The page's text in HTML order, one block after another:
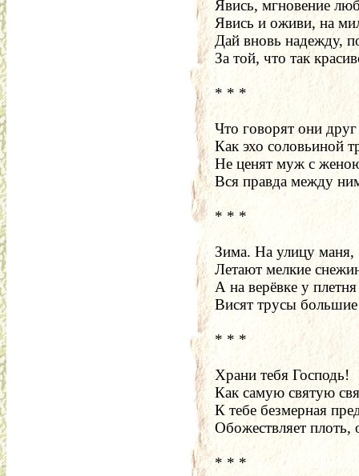
Явись, мгновение
Явись и оживи, на
Дай вновь надежду,
За той, что так
* * *
Что говорят они
Как эхо соловьиной
Не ценят муж с
Вся правда между
* * *
Зима. На улицу маня,
Летают мелкие
А на верёвке у плетня
Висят трусы
* * *
Храни тебя Господь!
Как самую святую
К тебе безмерная
Обожествляет плоть,
* * *